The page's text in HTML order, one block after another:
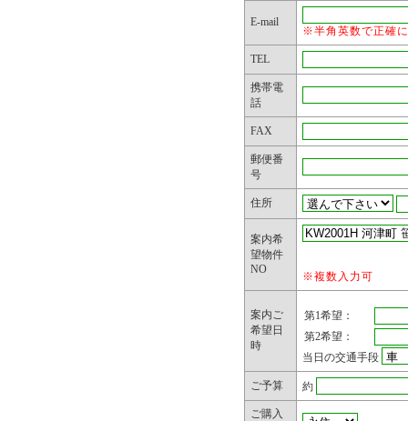
郵送物な
お問合せ内
弊社主催の
物などに
2. 個人情報
弊社は、業
個人情報を
開示する
小限の個
に限定しま
3. 第三者へ
E-mail
※半角英数で正確
TEL
携帯電
話
FAX
郵便番
号
住所
案内希
望物件
NO
※複数入力可
案内ご
希望日
時
第1希望：
第2希望：
当日の交通手段
ご予算 約
ご購入